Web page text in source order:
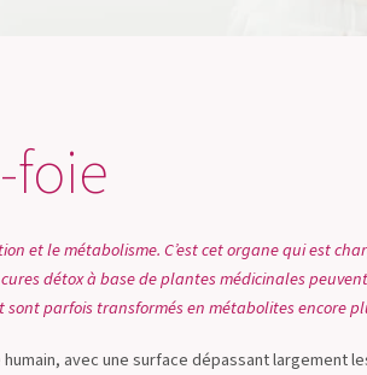
foie
et le métabolisme. C’est cet organe qui est
détox à base de plantes médicinales
parfois transformés en métabolites encore
avec une surface dépassant largement